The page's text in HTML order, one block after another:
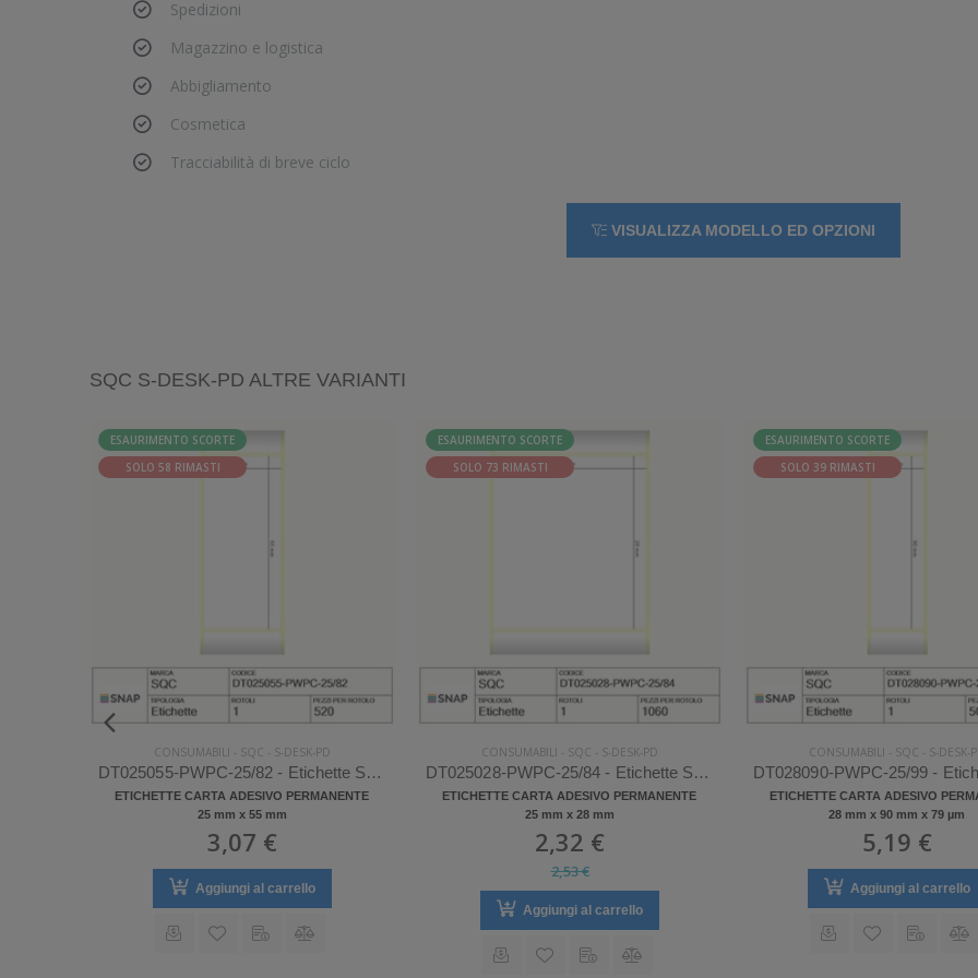
Spedizioni
Magazzino e logistica
Abbigliamento
Cosmetica
Tracciabilità di breve ciclo
VISUALIZZA MODELLO ED OPZIONI
SQC S-DESK-PD ALTRE VARIANTI
ESAURIMENTO SCORTE
SOLO 58 RIMASTI
CONSUMABILI - SQC - S-DESK-PD
DT025055-PWPC-25/82 - Etichette SQC S-DESK-PD Carta
ETICHETTE CARTA ADESIVO PERMANENTE
25 mm x 55 mm
3,07 €
Aggiungi al carrello
ESAURIMENTO SCORTE
SOLO 73 RIMASTI
CONSUMABILI - SQC - S-DESK-PD
DT025028-PWPC-25/84 - Etichette SQC S-DESK-PD Carta
ETICHETTE CARTA ADESIVO PERMANENTE
25 mm x 28 mm
2,32 €
2,53 €
Aggiungi al carrello
ESAURIMENTO SCORTE
SOLO 39 RIMASTI
CONSUMABILI - SQC - S-DESK-
ETICHETTE CARTA ADESIVO
28 mm x 90 mm x 79 µm
5,19 €
Aggiungi al carrello